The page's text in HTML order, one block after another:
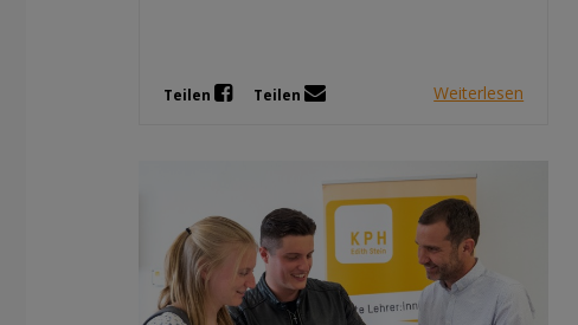
Teilen Teilen Weiterlesen